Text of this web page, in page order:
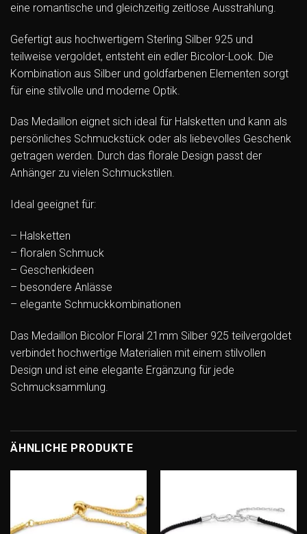
eine romantische und gleichzeitig zeitlose Ausstrahlung.
Gefertigt aus hochwertigem Sterling Silber 925 und
teilweise vergoldet, entsteht ein edler Bicolor-Look. Die
Kombination aus Silber und goldfarbenen Elementen sorgt
für eine stilvolle und moderne Optik.
Das Medaillon eignet sich ideal für Halsketten und kann als
persönliches Schmuckstück oder als liebevolles Geschenk
getragen werden. Durch das florale Design passt der
Anhänger zu vielen Schmuckstilen.
Ideal geeignet für:
– Halsketten
– floralen Schmuck
– Geschenkideen
– besondere Anlässe
– elegante Schmuckkombinationen
Das Medaillon Bicolor Floral 21mm Silber 925 teilvergoldet
verbindet hochwertige Materialien mit einem stilvollen
Design und ist eine elegante Ergänzung für jede
Schmucksammlung.
ÄHNLICHE PRODUKTE
Add to
wishlist
wishlist